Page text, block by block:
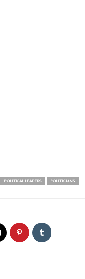
POLITICAL LEADERS
POLITICIANS